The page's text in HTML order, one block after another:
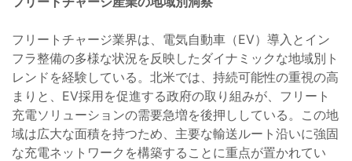
フリートチャージ業界は、電気自動車（EV）導入とイン
フラ整備の多様な状況を反映したダイナミックな地域別ト
レンドを経験している。北米では、持続可能性の重視の高
まりと、EV採用を促進する政府の取り組みが、フリート
充電ソリューションの需要急増を後押ししている。この地
域は広大な面積を持つため、主要な輸送ルート沿いに強固
な充電ネットワークを構築することに重点が置かれてい